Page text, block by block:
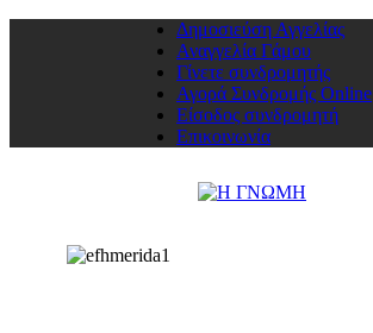
Δημοσιεύση Αγγελίας
Αναγγελία Γάμου
Γίνετε συνδρομητής
Αγορά Συνδρομής Online
Είσοδος συνδρομητή
Επικοινωνία